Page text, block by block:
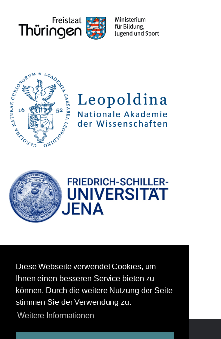
Diese Webseite verwendet Cookies, um
Ihnen einen besseren Service bieten zu
können. Durch die weitere Nutzung der Seite
stimmen Sie der Verwendung zu.
Weitere Informationen